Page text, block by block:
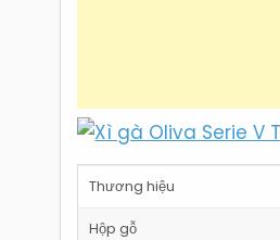
Thương hiệu
Hộp gỗ